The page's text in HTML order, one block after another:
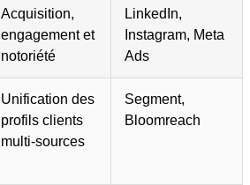
Acquisition,
engagement et
notoriété
LinkedIn,
Instagram, Meta
Ads
Unification des
profils clients
multi-sources
Segment,
Bloomreach